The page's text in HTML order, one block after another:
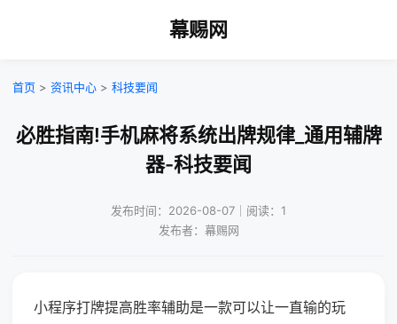
幕赐网
首页 > 资讯中心 > 科技要闻
必胜指南!手机麻将系统出牌规律_通用辅牌
器-科技要闻
发布时间：2026-08-07｜阅读：1
发布者：幕赐网
小程序打牌提高胜率辅助是一款可以让一直输的玩